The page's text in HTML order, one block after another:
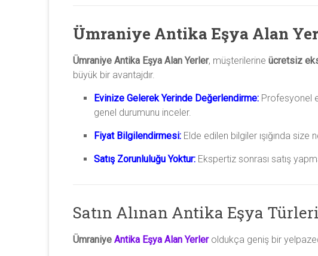
Ümraniye Antika Eşya Alan
Ümraniye Antika Eşya Alan Yerler, müşterilerine ücretsiz
büyük bir avantajdır.
Evinize Gelerek Yerinde Değerlendirme: Profesyonel
genel durumunu inceler.
Fiyat Bilgilendirmesi: Elde edilen bilgiler ışığında size
Satış Zorunluluğu Yoktur: Ekspertiz sonrası satış
Satın Alınan Antika Eşya
Ümraniye Antika Eşya Alan Yerleroldukça geniş bir